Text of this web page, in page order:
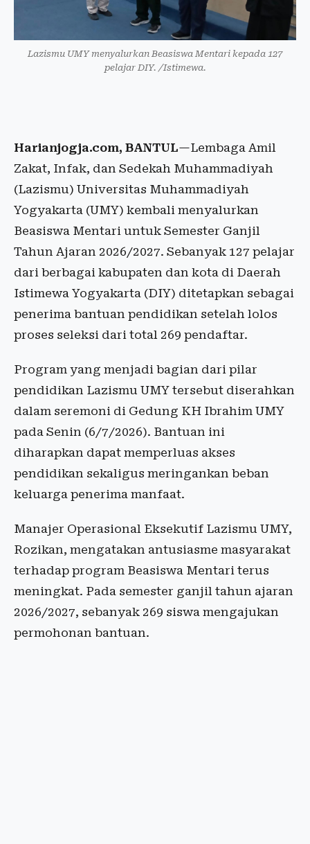
Lazismu UMY menyalurkan Beasiswa Mentari kepada 127
pelajar DIY. /Istimewa.
Harianjogja.com, BANTUL—Lembaga Amil
Zakat, Infak, dan Sedekah Muhammadiyah
(Lazismu) Universitas Muhammadiyah
Yogyakarta (UMY) kembali menyalurkan
Beasiswa Mentari untuk Semester Ganjil
Tahun Ajaran 2026/2027. Sebanyak 127 pelajar
dari berbagai kabupaten dan kota di Daerah
Istimewa Yogyakarta (DIY) ditetapkan sebagai
penerima bantuan pendidikan setelah lolos
proses seleksi dari total 269 pendaftar.
Program yang menjadi bagian dari pilar
pendidikan Lazismu UMY tersebut diserahkan
dalam seremoni di Gedung KH Ibrahim UMY
pada Senin (6/7/2026). Bantuan ini
diharapkan dapat memperluas akses
pendidikan sekaligus meringankan beban
keluarga penerima manfaat.
Manajer Operasional Eksekutif Lazismu UMY,
Rozikan, mengatakan antusiasme masyarakat
terhadap program Beasiswa Mentari terus
meningkat. Pada semester ganjil tahun ajaran
2026/2027, sebanyak 269 siswa mengajukan
permohonan bantuan.